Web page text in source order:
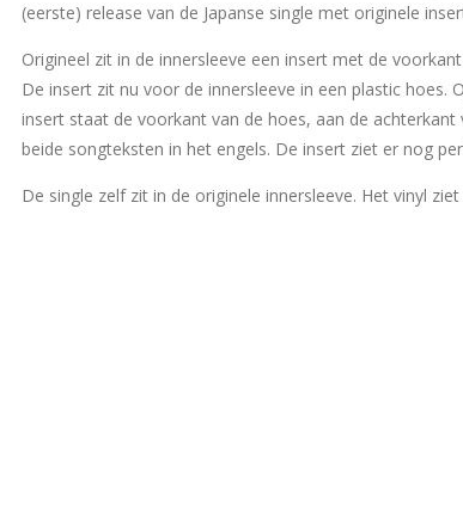
(eerste) release van de Japanse single met originele
Origineel zit in de innersleeve een insert met de
De insert zit nu voor de innersleeve in een plastic hoes.
insert staat de voorkant van de hoes, aan de achterkant
beide songteksten in het engels. De insert ziet er nog
De single zelf zit in de originele innersleeve. Het vinyl